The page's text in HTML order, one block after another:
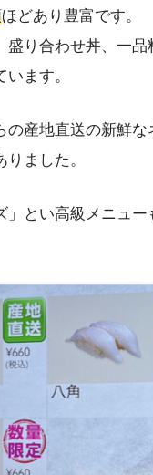
ほどあり豊富です。
盛り合わせ丼、一
ます。
産地直送の新鮮な
ました。
」とい高級メニュー